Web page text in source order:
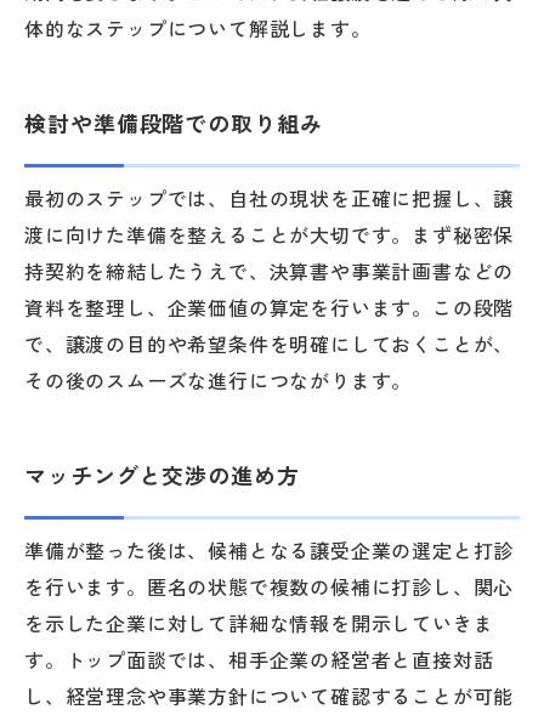
体的なステップについて解説します。
検討や準備段階での取り組み
最初のステップでは、自社の現状を正確に把握し、譲
渡に向けた準備を整えることが大切です。まず秘密保
持契約を締結したうえで、決算書や事業計画書などの
資料を整理し、企業価値の算定を行います。この段階
で、譲渡の目的や希望条件を明確にしておくことが、
その後のスムーズな進行につながります。
マッチングと交渉の進め方
準備が整った後は、候補となる譲受企業の選定と打診
を行います。匿名の状態で複数の候補に打診し、関心
を示した企業に対して詳細な情報を開示していきま
す。トップ面談では、相手企業の経営者と直接対話
し、経営理念や事業方針について確認することが可能